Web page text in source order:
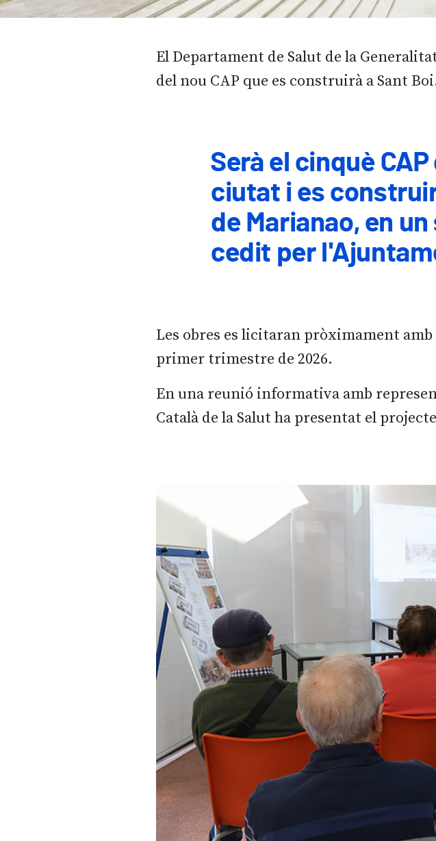
El Departament de Salut de la
del nou CAP que es construirà a Sant
Serà el cinquè CAP
ciutat i es
de Marianao, en
cedit per
Les obres es licitaran pròximament
primer trimestre de 2026.
En una reunió informativa amb
Català de la Salut ha presentat el